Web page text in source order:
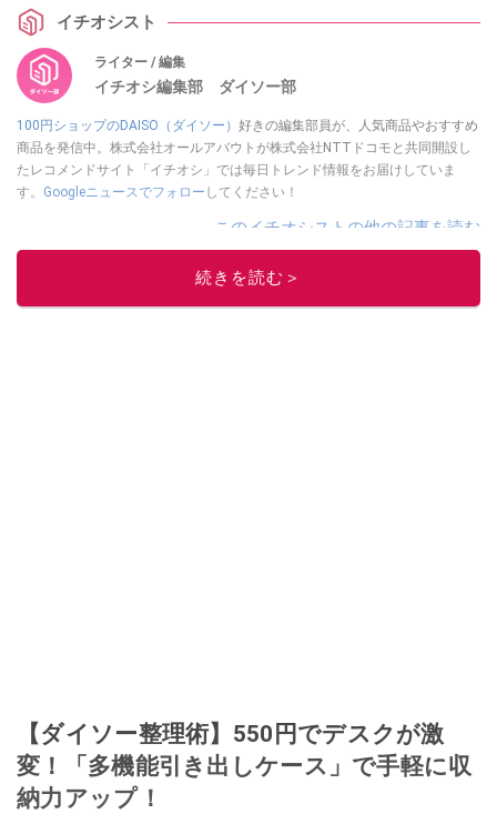
イチオシスト
ライター / 編集
イチオシ編集部 ダイソー部
100円ショップのDAISO（ダイソー） 好きの編集部員が、人気商品やおすすめ
商品を発信中。株式会社オールアバウトが株式会社NTTドコモと共同開設し
たレコメンドサイト「イチオシ」では毎日トレンド情報をお届けしていま
す。 Googleニュースでフォロー してください！
このイチオシストの他の記事を読む
続きを読む＞
【ダイソー整理術】550円でデスクが激
変！「多機能引き出しケース」で手軽に収
納力アップ！